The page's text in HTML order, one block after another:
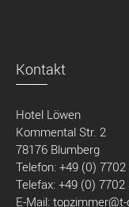
Kontakt
Hotel Löwen
Kommental Str. 2
78176 Blumberg
Telefon: +49 (0) 7702
Telefax: +49 (0) 7702
E-Mail: